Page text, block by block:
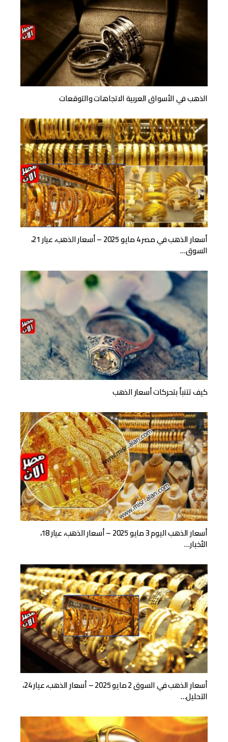
الذهب في الأسواق العربية الاتجاهات والتوقعات
أسعار الذهب في مصر 4 مايو 2025 – أسعار الذهب، عيار 21،
السوق…
كيف تتنبأ بتحركات أسعار الذهب
أسعار الذهب اليوم 3 مايو 2025 – أسعار الذهب، عيار 18،
الأخبار…
أسعار الذهب في السوق 2 مايو 2025 – أسعار الذهب، عيار 24،
التحليل…